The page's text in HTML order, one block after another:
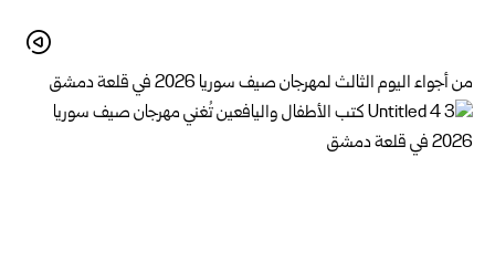
من أجواء اليوم الثالث لمهرجان صيف سوريا 2026 في قلعة دمشق